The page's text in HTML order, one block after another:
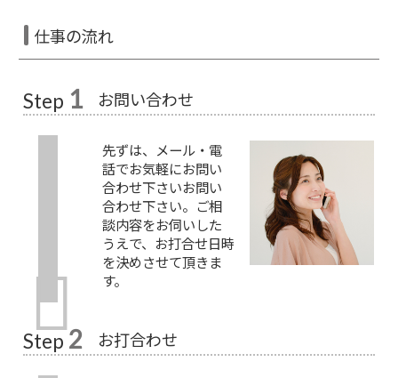
仕事の流れ
Step 1 お問い合わせ
先ずは、メール・電
話でお気軽にお問い
合わせ下さいお問い
合わせ下さい。ご相
談内容をお伺いした
うえで、お打合せ日時
を決めさせて頂きま
す。
Step 2 お打合わせ